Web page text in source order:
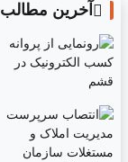
آخرین مطالب